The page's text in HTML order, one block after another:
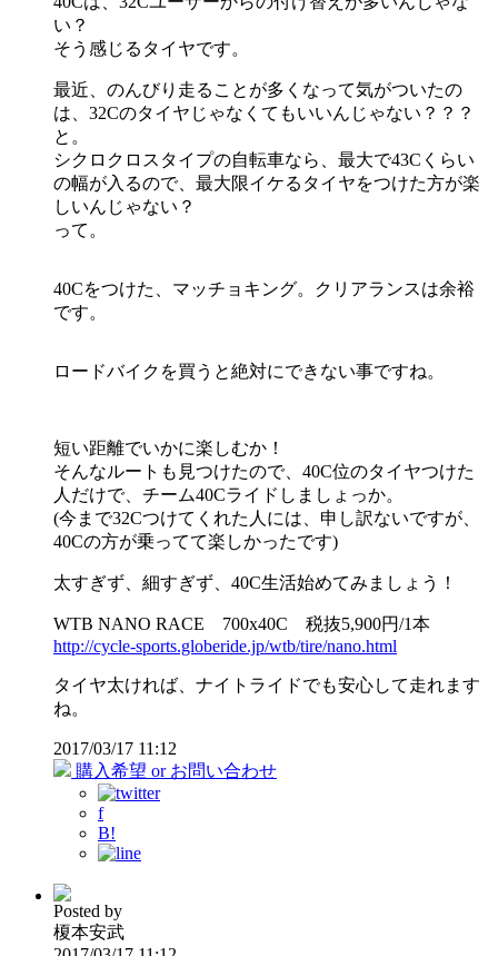
い？
そう感じるタイヤです。
最近、のんびり走ることが多くなって気がついたの
は、32Cのタイヤじゃなくてもいいんじゃない？？？
と。
シクロクロスタイプの自転車なら、最大で43Cくらい
の幅が入るので、最大限イケるタイヤをつけた方が楽
しいんじゃない？
って。
40Cをつけた、マッチョキング。クリアランスは余裕
です。
ロードバイクを買うと絶対にできない事ですね。
短い距離でいかに楽しむか！
そんなルートも見つけたので、40C位のタイヤつけた
人だけで、チーム40Cライドしましょっか。
(今まで32Cつけてくれた人には、申し訳ないですが、
40Cの方が乗ってて楽しかったです)
太すぎず、細すぎず、40C生活始めてみましょう！
WTB NANO RACE 700x40C 税抜5,900円/1本
http://cycle-sports.globeride.jp/wtb/tire/nano.html
タイヤ太ければ、ナイトライドでも安心して走れます
ね。
2017/03/17 11:12
購入希望 or お問い合わせ
f
B!
Posted by
榎本安武